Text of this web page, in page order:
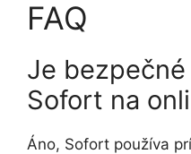
FAQ
Je
Sofort na
Áno, Sofort používa